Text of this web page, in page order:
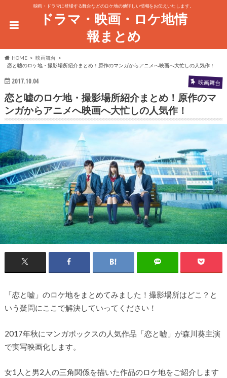
映画・ドラマに登場する舞台などのロケ地の他詳しい情報をお伝えいたします。
ドラマ・映画・ロケ地情
報まとめ
HOME
映画舞台
恋と嘘のロケ地・撮影場所紹介まとめ！原作のマンガからアニメへ映画へ大忙しの人気作！
2017.10.04 映画舞台
恋と嘘のロケ地・撮影場所紹介まとめ！原作のマ
ンガからアニメへ映画へ大忙しの人気作！
「恋と嘘」のロケ地をまとめてみました！撮影場所はどこ？と
いう疑問にここで解決していってください！
2017年秋にマンガボックスの人気作品「恋と嘘」が森川葵主演
で実写映画化します。
女1人と男2人の三角関係を描いた作品のロケ地をご紹介します